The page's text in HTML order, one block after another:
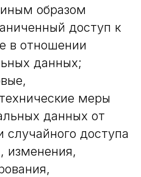
образом
доступ к
в отношении
данных;
меры
данных от
случайного доступа
изменения,